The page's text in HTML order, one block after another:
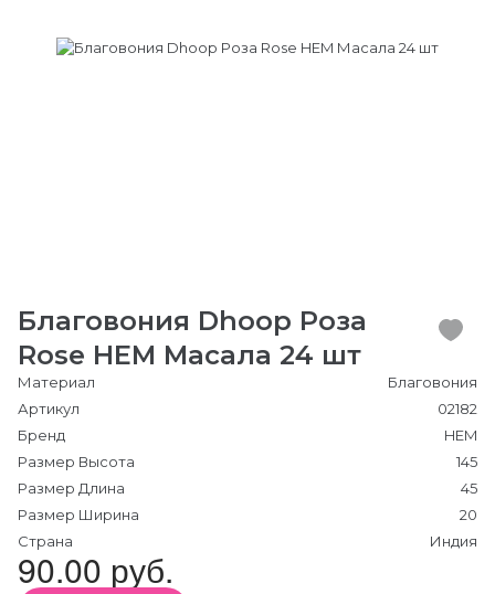
Благовония Dhoop Роза
Rose HEM Масала 24 шт
Материал
Благовония
Артикул
02182
Бренд
HEM
Размер Высота
145
Размер Длина
45
Размер Ширина
20
Страна
Индия
90.00 руб.